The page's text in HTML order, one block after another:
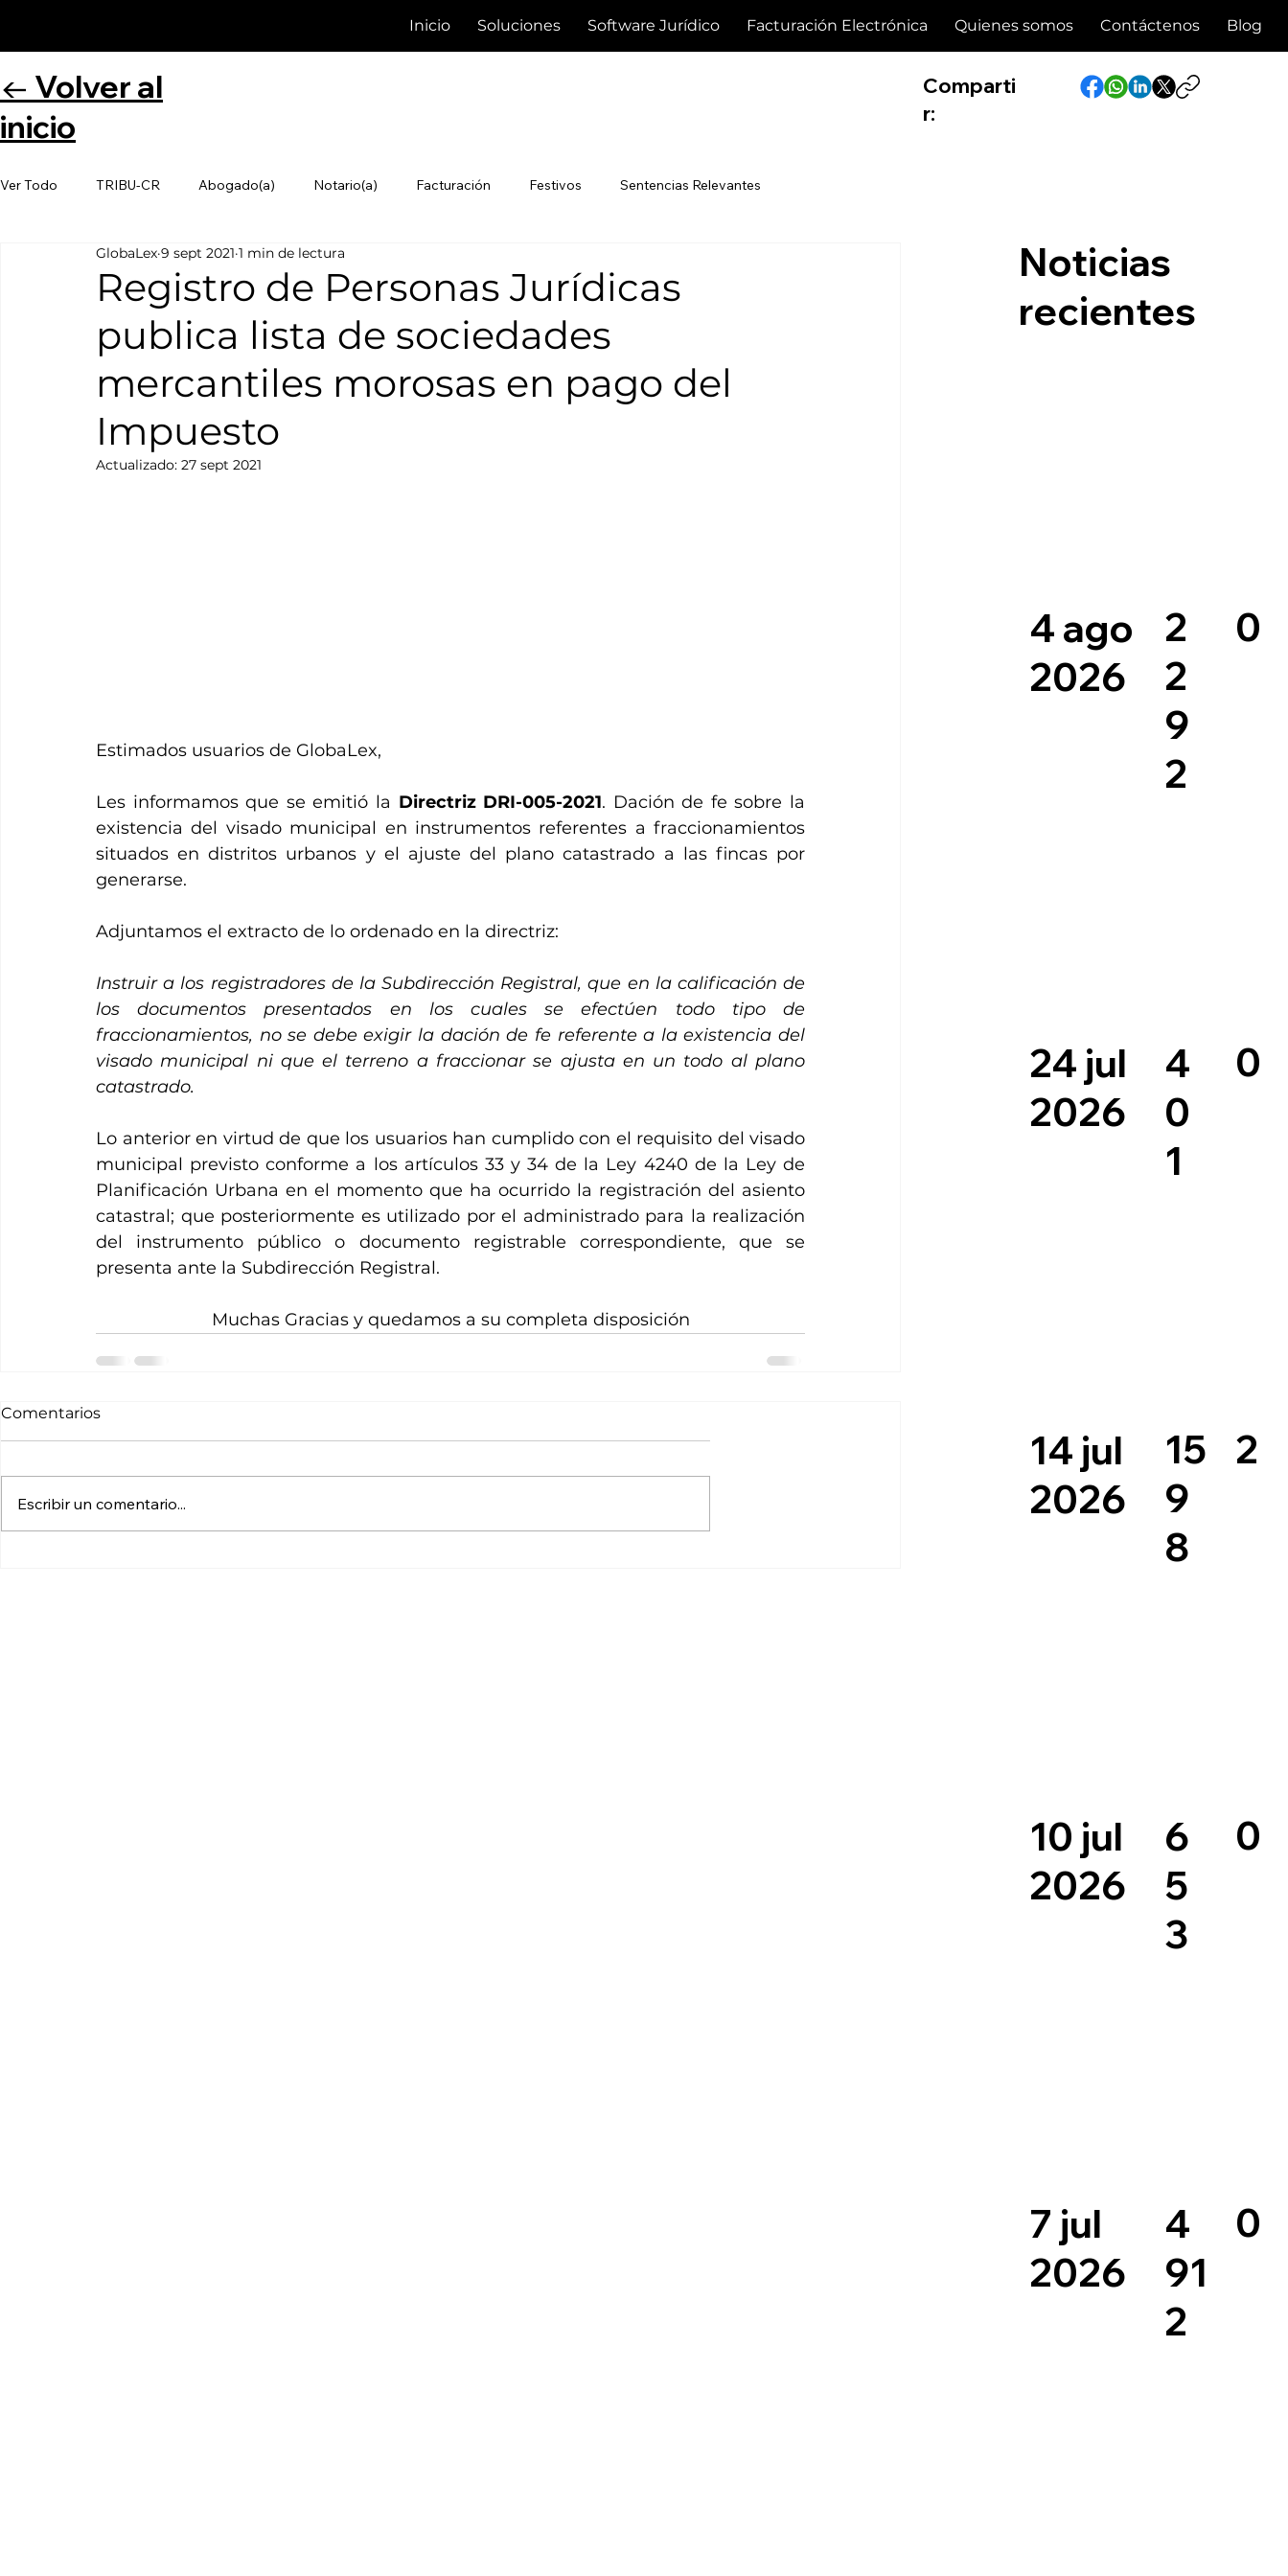
Inicio Soluciones Software Jurídico Facturación Electrónica Quienes somos Contáctenos Blog
Ver Todo TRIBU-CR Abogado(a) Notario(a) Facturación Festivos Sentencias Relevantes
Registro de Personas Jurídicas
publica lista de sociedades
mercantiles morosas en pago del
Impuesto
GlobaLex 9 sept 2021 1 min de lectura
Actualizado: 27 sept 2021
Estimados usuarios de GlobaLex,
Les informamos que se emitió la Directriz DRI-005-2021. Dación de fe sobre la
existencia del visado municipal en instrumentos referentes a fraccionamientos
situados en distritos urbanos y el ajuste del plano catastrado a las fincas por
generarse.
Adjuntamos el extracto de lo ordenado en la directriz:
Instruir a los registradores de la Subdirección Registral, que en la calificación de
los documentos presentados en los cuales se efectúen todo tipo de
fraccionamientos, no se debe exigir la dación de fe referente a la existencia del
visado municipal ni que el terreno a fraccionar se ajusta en un todo al plano
catastrado.
Lo anterior en virtud de que los usuarios han cumplido con el requisito del visado
municipal previsto conforme a los artículos 33 y 34 de la Ley 4240 de la Ley de
Planificación Urbana en el momento que ha ocurrido la registración del asiento
catastral; que posteriormente es utilizado por el administrado para la realización
del instrumento público o documento registrable correspondiente, que se
presenta ante la Subdirección Registral.
Muchas Gracias y quedamos a su completa disposición
Comentarios
Escribir un comentario...
Noticias
recientes
4 ago
2026
2
2
9
2
0
24 jul
2026
4
0
1
0
14 jul
2026
15
9
8
2
10 jul
2026
6
5
3
0
7 jul
2026
4
91
2
0
← Volver al
inicio
Comparti
r: